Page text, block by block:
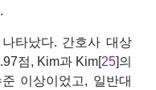
타났다. 간호사 대상
점, Kim과 Kim[25]의
이상이었고, 일반대